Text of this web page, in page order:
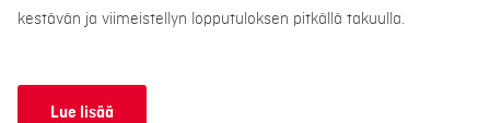
kestävän ja viimeistellyn lopputuloksen pitkällä takuulla.
Lue lisää